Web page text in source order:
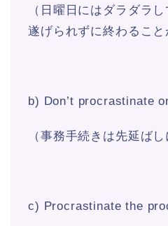
（日曜日にはダラダラ
遂げられずに終わること
b) Don’t procrastinate
（事務手続きは先延ば
c) Procrastinate the